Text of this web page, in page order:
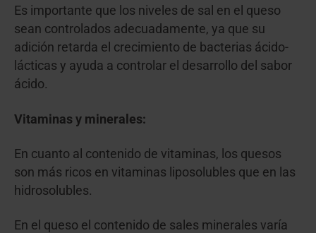
Es importante que los niveles de sal en el queso
sean controlados adecuadamente, ya que su
adición retarda el crecimiento de bacterias ácido-
lácticas y ayuda a controlar el desarrollo del sabor
ácido.
Vitaminas y minerales:
En cuanto al contenido de vitaminas, los quesos
son más ricos en vitaminas liposolubles que en las
hidrosolubles.
En el queso el contenido de sales minerales varía